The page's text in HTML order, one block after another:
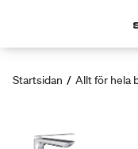
Startsidan / Allt för hela